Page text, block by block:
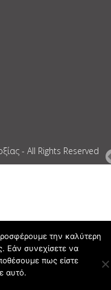
- All Rights Reserved
την καλύτερη
Εάν συνεχίσετε να
πως είστε
αυτό.